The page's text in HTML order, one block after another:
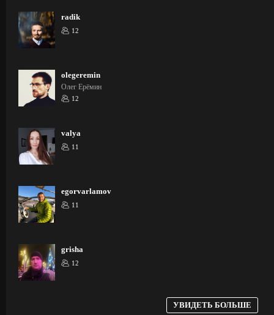
radik
12
olegeremin
Олег Ерёмин
12
valya
11
egorvarlamov
11
grisha
12
УВИДЕТЬ БОЛЬШЕ